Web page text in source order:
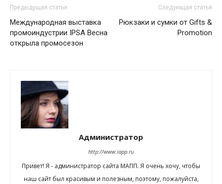
Предыдущая статья
Международная выставка
промоиндустрии IPSA Весна
открыла промосезон
Следующая статья
Рюкзаки и сумки от Gifts &
Promotion
Администратор
http://www.iapp.ru
Привет! Я - администратор сайта МАПП. Я очень хочу, чтобы
наш сайт был красивым и полезным, поэтому, пожалуйста,